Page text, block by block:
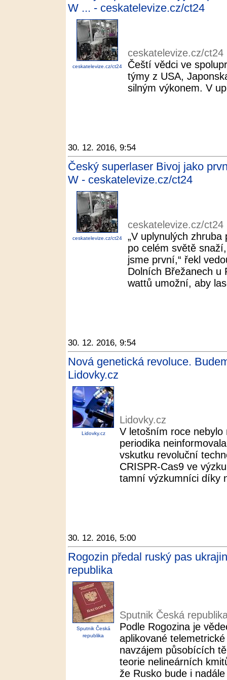
W ... - ceskatelevize.cz/ct24
ceskatelevize.cz/ct24
ceskatelevize.cz/ct24
Čeští vědci ve
týmy z USA,
silným výkonem. V
30. 12. 2016, 9:54
Český superlaser Bivoj jako
W - ceskatelevize.cz/ct24
ceskatelevize.cz/ct24
ceskatelevize.cz/ct24
„V uplynulých
po celém světě
jsme první,“ řekl
Dolních Břežanech u
wattů umožní, aby
30. 12. 2016, 9:54
Nová genetická revoluce.
Lidovky.cz
Lidovky.cz
Lidovky.cz
V letošním roce
periodika
vskutku revoluční
CRISPR-Cas9 ve
tamní výzkumníci díky
30. 12. 2016, 5:00
Rogozin předal ruský pas
republika
Sputnik Česká
republika
Sputnik Česká
Podle Rogozina je
aplikované
navzájem působících
teorie nelineárních
že Rusko bude i